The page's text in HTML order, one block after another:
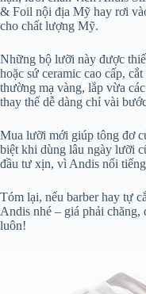
& Foil nội địa Mỹ hay rơi
cho chất lượng Mỹ.
Những bộ lưỡi này được
hoặc sứ ceramic cao cấp,
thường mạ vàng, lắp vừa
thay thế dễ dàng chỉ vài
Mua lưỡi mới giúp tông đơ
biệt khi dùng lâu ngày lưỡi
đầu tư xịn, vì Andis nổi
Tóm lại, nếu barber hay tự
Andis nhé – giá phải
luôn!